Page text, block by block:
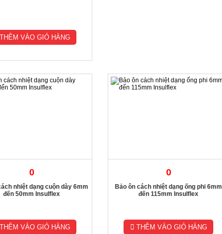
VÀO GIỎ HÀNG
0
nhiệt dạng cuộn dày 6mm
đến 50mm Insulflex
VÀO GIỎ HÀNG
0
Bảo ôn cách nhiệt dạng ống phi 6mm
đến 115mm Insulflex
THÊM VÀO GIỎ HÀNG